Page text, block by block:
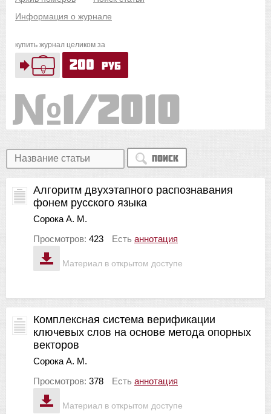
Информация о журнале
купить журнал целиком за
200 руб
1/2010
Поиск
Материал в открытом доступе
Алгоритм двухэтапного распознавания
фонем русского языка
Сорока А. М.
Просмотров: 423 Есть аннотация
Материал в открытом доступе
Комплексная система верификации
ключевых слов на основе метода опорных
векторов
Сорока А. М.
Просмотров: 378 Есть аннотация